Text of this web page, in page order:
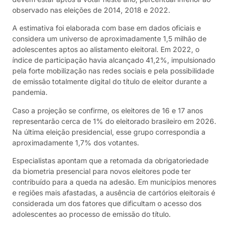
observado nas eleições de 2014, 2018 e 2022.
A estimativa foi elaborada com base em dados oficiais e
considera um universo de aproximadamente 1,5 milhão de
adolescentes aptos ao alistamento eleitoral. Em 2022, o
índice de participação havia alcançado 41,2%, impulsionado
pela forte mobilização nas redes sociais e pela possibilidade
de emissão totalmente digital do título de eleitor durante a
pandemia.
Caso a projeção se confirme, os eleitores de 16 e 17 anos
representarão cerca de 1% do eleitorado brasileiro em 2026.
Na última eleição presidencial, esse grupo correspondia a
aproximadamente 1,7% dos votantes.
Especialistas apontam que a retomada da obrigatoriedade
da biometria presencial para novos eleitores pode ter
contribuído para a queda na adesão. Em municípios menores
e regiões mais afastadas, a ausência de cartórios eleitorais é
considerada um dos fatores que dificultam o acesso dos
adolescentes ao processo de emissão do título.